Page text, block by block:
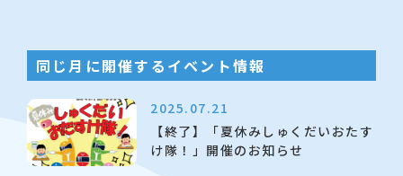
同じ月に開催するイベント情報
2025.07.21
【終了】「夏休みしゅくだいおたす
け隊！」開催のお知らせ